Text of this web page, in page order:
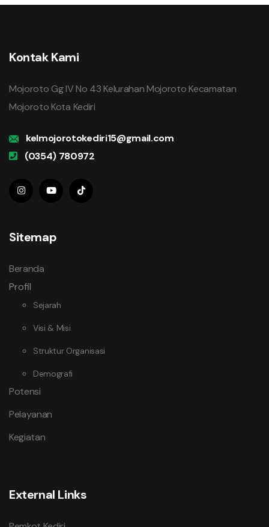
Kontak Kami
Mojoroto Gg IV No 43 Kelurahan Mojoroto Kecamatan
Mojoroto Kota Kediri
kelmojorotokediri15@gmail.com
(0354) 780972
Sitemap
Beranda
Profil
Sejarah
Visi & Misi
Struktur Organisasi
Demografi
Potensi
Pelayanan
Kegiatan
External Links